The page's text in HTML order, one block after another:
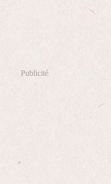
Publicité